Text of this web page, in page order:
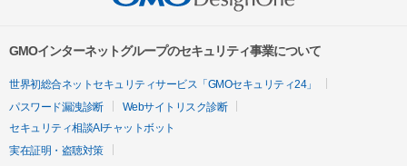
GMOインターネットグループのセキュリティ事業について
世界初総合ネットセキュリティサービス「GMOセキュリティ24」
パスワード漏洩診断
Webサイトリスク診断
セキュリティ相談AIチャットボット
実在証明・盗聴対策